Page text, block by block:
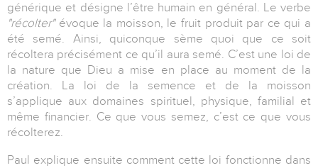
générique et désigne l’être humain en général. Le verbe
"récolter"évoque la moisson, le fruit produit par ce qui a
été semé. Ainsi, quiconque sème quoi que ce soit
récoltera précisément ce qu’il aura semé. C’est une loi de
la nature que Dieu a mise en place au moment de la
création. La loi de la semence et de la moisson
s’applique aux domaines spirituel, physique, familial et
même financier. Ce que vous semez, c’est ce que vous
récolterez.
Paul explique ensuite comment cette loi fonctionne dans